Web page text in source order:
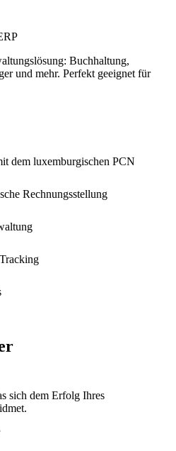
Buchhaltung,
und mehr. Perfekt geeignet für
dem luxemburgischen PCN
Rechnungsstellung
sich dem Erfolg Ihres